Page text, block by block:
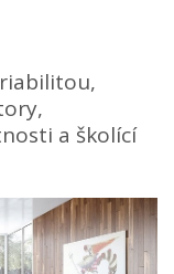
a školící